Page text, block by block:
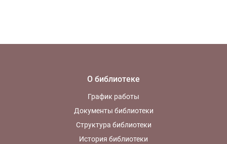
О библиотеке
График работы
Документы библиотеки
Структура библиотеки
История библиотеки